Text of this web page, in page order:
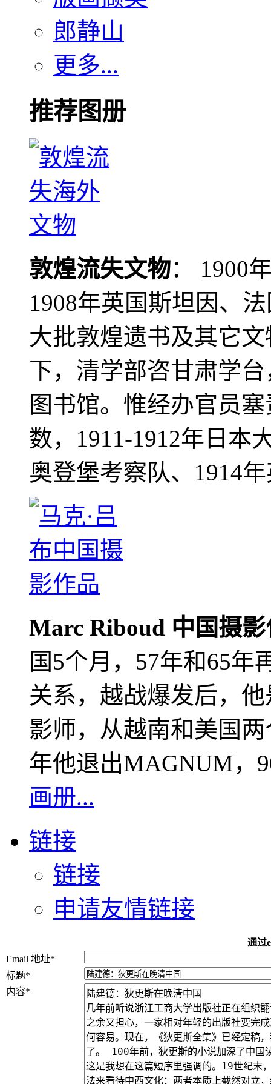
郎静山
更多...
推荐图册
敦煌流失文物： 1900
1908年英国斯坦因、
大批敦煌遗书及其它
下，清学部咨甘肃学
图书馆。惟经办官员
数，1911-1912年日本
奥登堡考察队、1914
Marc Riboud 中国摄
国5个月，57年和65年
关系，越战爆发后，
影师，从越南和美国
年他退出MAGNUM，
画册...
链接
链接
申请友情链接
通过
Email 地址*
标题*
内容*